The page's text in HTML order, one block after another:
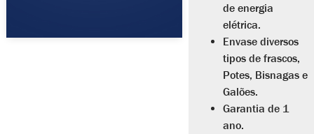
de energia
elétrica.
Envase diversos
tipos de frascos,
Potes, Bisnagas e
Galões.
Garantia de 1
ano.